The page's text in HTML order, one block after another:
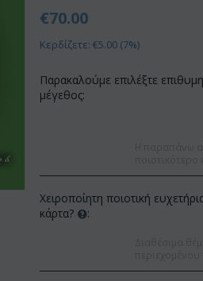
€70.00
Κερδίζετε: €5.00 (7%)
Παρακαλούμε επιλέξτε
μέγεθος:
Χειροποίητη ποιοτική
κάρτα?
: